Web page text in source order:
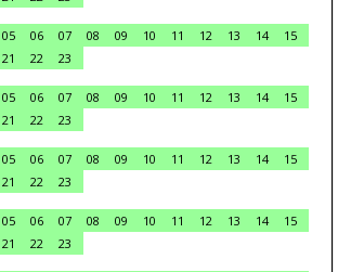
05 06 07 08 09 10 11 12 13 14
15
21 22
23
05 06 07 08 09 10 11 12 13 14
15
21 22
23
05 06 07 08 09 10 11 12 13 14
15
21 22
23
05 06 07 08 09 10 11 12 13 14
15
21 22
23